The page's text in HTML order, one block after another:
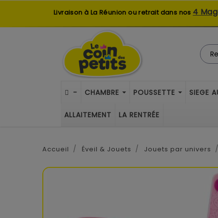
Livraison à La Réunion ou retrait dans nos 4
- CHAMBRE POUSSETTE SIEGE
ALLAITEMENT LA RENTRÉE
Accueil Éveil & Jouets Jouets par univers